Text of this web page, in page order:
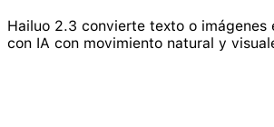
Hailuo 2.3 convierte texto o imágenes
con IA con movimiento natural y